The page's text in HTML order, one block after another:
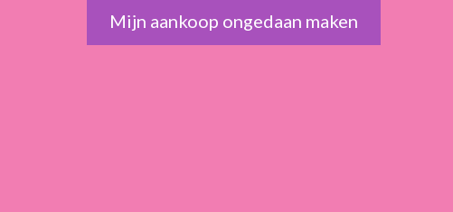
Mijn aankoop ongedaan maken